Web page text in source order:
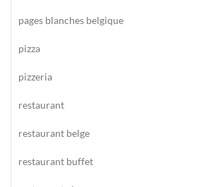
pages blanches belgique
pizza
pizzeria
restaurant
restaurant belge
restaurant buffet